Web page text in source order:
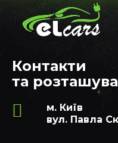
Контакти
та
м. Київ
вул. Павла